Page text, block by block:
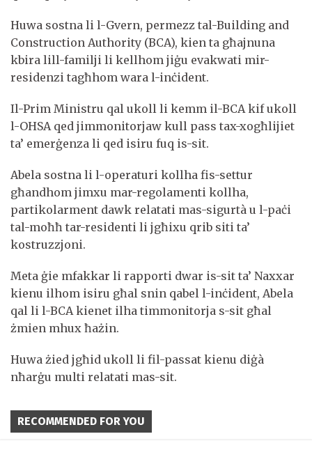
Huwa sostna li l-Gvern, permezz tal-Building and
Construction Authority (BCA), kien ta għajnuna
kbira lill-familji li kellhom jiġu evakwati mir-
residenzi tagħhom wara l-inċident.
Il-Prim Ministru qal ukoll li kemm il-BCA kif ukoll
l-OHSA qed jimmonitorjaw kull pass tax-xogħlijiet
ta’ emerġenza li qed isiru fuq is-sit.
Abela sostna li l-operaturi kollha fis-settur
għandhom jimxu mar-regolamenti kollha,
partikolarment dawk relatati mas-sigurtà u l-paċi
tal-moħħ tar-residenti li jgħixu qrib siti ta’
kostruzzjoni.
Meta ġie mfakkar li rapporti dwar is-sit ta’ Naxxar
kienu ilhom isiru għal snin qabel l-inċident, Abela
qal li l-BCA kienet ilha timmonitorja s-sit għal
żmien mhux ħażin.
Huwa żied jgħid ukoll li fil-passat kienu diġà
nħarġu multi relatati mas-sit.
RECOMMENDED FOR YOU